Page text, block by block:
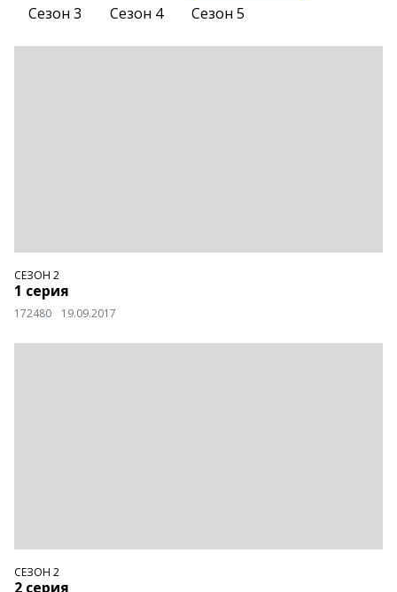
Сезон 3
Сезон 4 Сезон 5
СЕЗОН 2
1 серия
172480 19.09.2017
СЕЗОН 2
2 серия